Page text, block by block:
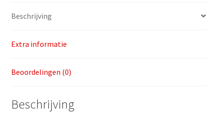
Beschrijving
Extra informatie
Beoordelingen (0)
Beschrijving